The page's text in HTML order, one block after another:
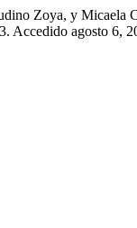
Zoya, y Micaela
Accedido agosto 6,